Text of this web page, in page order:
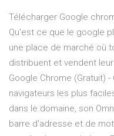
Télécharger Google
Qu'est ce que le google
une place de marché où
distribuent et vendent
Google Chrome (Gratuit)
navigateurs les plus
dans le domaine, son
barre d'adresse et de